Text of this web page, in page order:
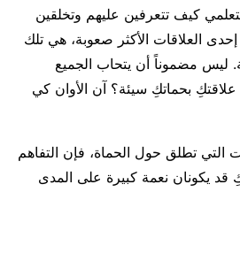
كيف تتعرفين عليهم وتخلقين
العلاقات الأكثر صعوبة، هي تلك
ليس مضموناً أن يتحاب الجميع
بحماتكِ سيئة؟ آن الأوان كي
تطلق حول الحماة، فإن التفاهم
قد يكونان نعمة كبيرة على المدى